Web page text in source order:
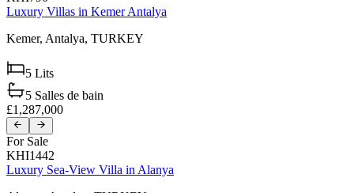
Luxury Villas in Kemer Antalya
Kemer, Antalya, TURKEY
5 Lits
5 Salles de bain
£1,287,000
For Sale
KHI1442
Luxury Sea-View Villa in Alanya